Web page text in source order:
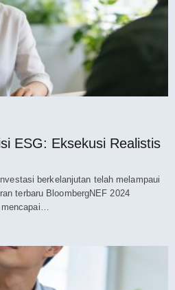
ESG: Eksekusi Realistis
berkelanjutan telah melampaui
terbaru BloombergNEF 2024